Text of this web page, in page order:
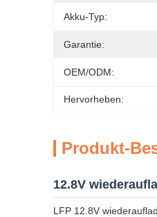
Akku-Typ:
Garantie:
OEM/ODM:
Hervorheben:
Produkt-
12.8V
LFP 12.8V